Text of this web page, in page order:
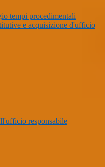
tempi procedimentali
e acquisizione d'ufficio
responsabile